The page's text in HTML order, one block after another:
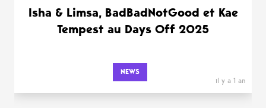
Isha & Limsa, BadBadNotGood et Kae
Tempest au Days Off 2025
NEWS
il y a 1 an